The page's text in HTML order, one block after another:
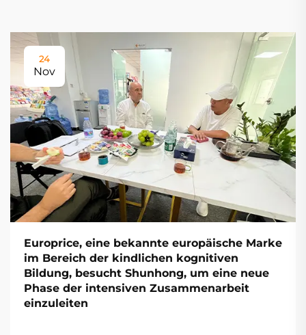
24
Nov
Europrice, eine bekannte europäische Marke
im Bereich der kindlichen kognitiven
Bildung, besucht Shunhong, um eine neue
Phase der intensiven Zusammenarbeit
einzuleiten